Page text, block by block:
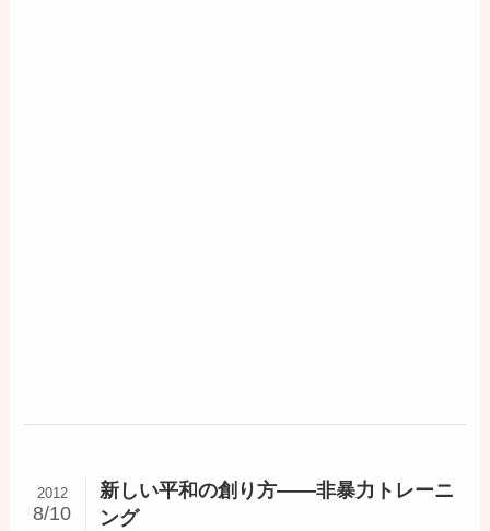
新しい平和の創り方――非暴力トレーニ
ング
2012
8/10